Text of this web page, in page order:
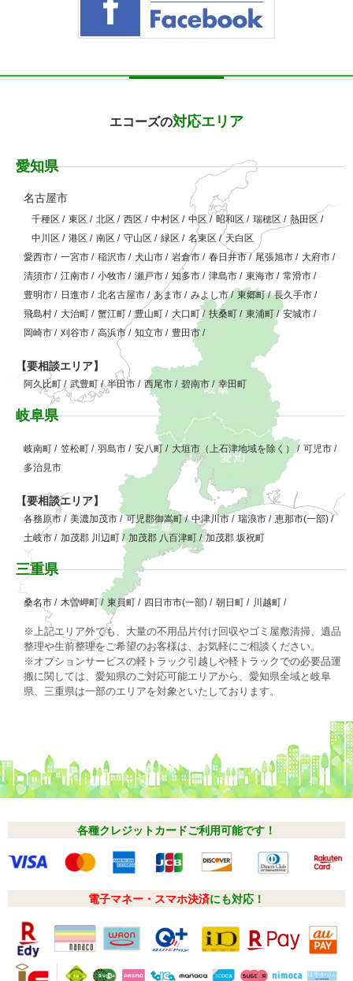
エコーズの対応エリア
愛知県
名古屋市
千種区 / 東区 / 北区 / 西区 / 中村区 / 中区 / 昭和区 / 瑞穂区 / 熱田区 /
中川区 / 港区 / 南区 / 守山区 / 緑区 / 名東区 / 天白区
愛西市 / 一宮市 / 稲沢市 / 犬山市 / 岩倉市 / 春日井市 / 尾張旭市 / 大府市 /
清須市 / 江南市 / 小牧市 / 瀬戸市 / 知多市 / 津島市 / 東海市 / 常滑市 /
豊明市 / 日進市 / 北名古屋市 / あま市 / みよし市/ 東郷町/ 長久手市 /
飛島村 / 大治町 / 蟹江町 / 豊山町 / 大口町/ 扶桑町 / 東浦町 / 安城市 /
岡崎市 / 刈谷市 / 高浜市 / 知立市 / 豊田市 /
【要相談エリア】
阿久比町 / 武豊町/ 半田市 / 西尾市 / 碧南市/ 幸田町
岐阜県
岐南町 / 笠松町 / 羽島市 / 安八町 / 大垣市（上石津地域を除く） / 可児市 /
多治見市
【要相談エリア】
各務原市 / 美濃加茂市 / 可児郡御嵩町/ 中津川市 / 瑞浪市 / 恵那市(一部) /
土岐市 / 加茂郡 川辺町/ 加茂郡 八百津町 / 加茂郡 坂祝町
三重県
桑名市 / 木曽岬町/ 東員町 / 四日市市(一部) / 朝日町 / 川越町 /
※上記エリア外でも、大量の不用品片付け回収やゴミ屋敷清掃、遺品
整理や生前整理をご希望のお客様は、お気軽にご相談ください。
※オプションサービスの軽トラック引越しや軽トラックでの必要品運
搬に関しては、愛知県のご対応可能エリアから、愛知県全域と岐阜
県、三重県は一部のエリアを対象といたしております。
各種クレジットカードご利用可能です！
電子マネー・スマホ決済にも対応！